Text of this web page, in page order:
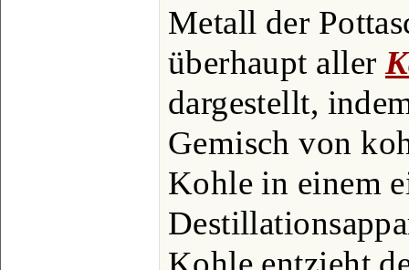
Metall der
überhaupt aller
dargestellt,
Gemisch von
Kohle in einem